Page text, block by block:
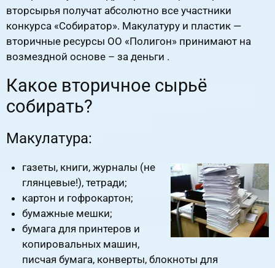
вторсырья получат абсолютно все участники
конкурса «Собиратор». Макулатуру и пластик —
вторичные ресурсы ОО «Полигон» принимают на
возмездной основе – за деньги .
Какое вторичное сырьё
собирать?
Макулатура:
газеты, книги, журналы (не
глянцевые!), тетради;
картон и гофрокартон;
бумажные мешки;
бумага для принтеров и
копировальных машин,
писчая бумага, конверты, блокноты для